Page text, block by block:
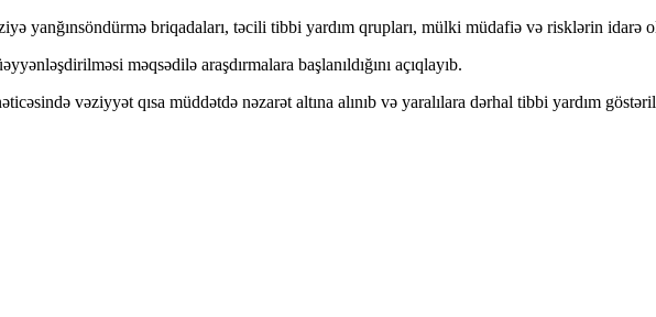
yanğınsöndürmə briqadaları, təcili tibbi yardım qrupları, mülki müdafiə və risklərin idarə
məqsədilə araşdırmalara başlanıldığını açıqlayıb.
vəziyyət qısa müddətdə nəzarət altına alınıb və yaralılara dərhal tibbi yardım